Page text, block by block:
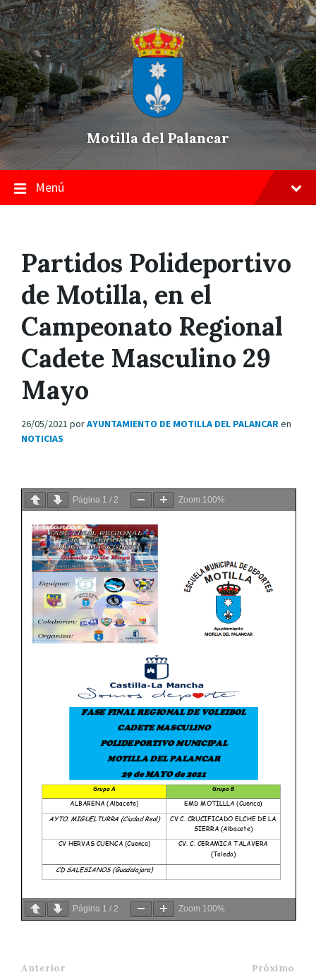
Skip
to
content
Saltar
a
la
navegación
principal
Saltar
a
pie
de
página
Motilla del Palancar
Menú
Partidos Polideportivo
de Motilla, en el
Campeonato Regional
Cadete Masculino 29
Mayo
26/05/2021 porAYUNTAMIENTO DE MOTILLA DEL PALANCARen
NOTICIAS
Página 1 / 2 Zoom 100%
Página 1 / 2 Zoom 100%
Anterior Próximo